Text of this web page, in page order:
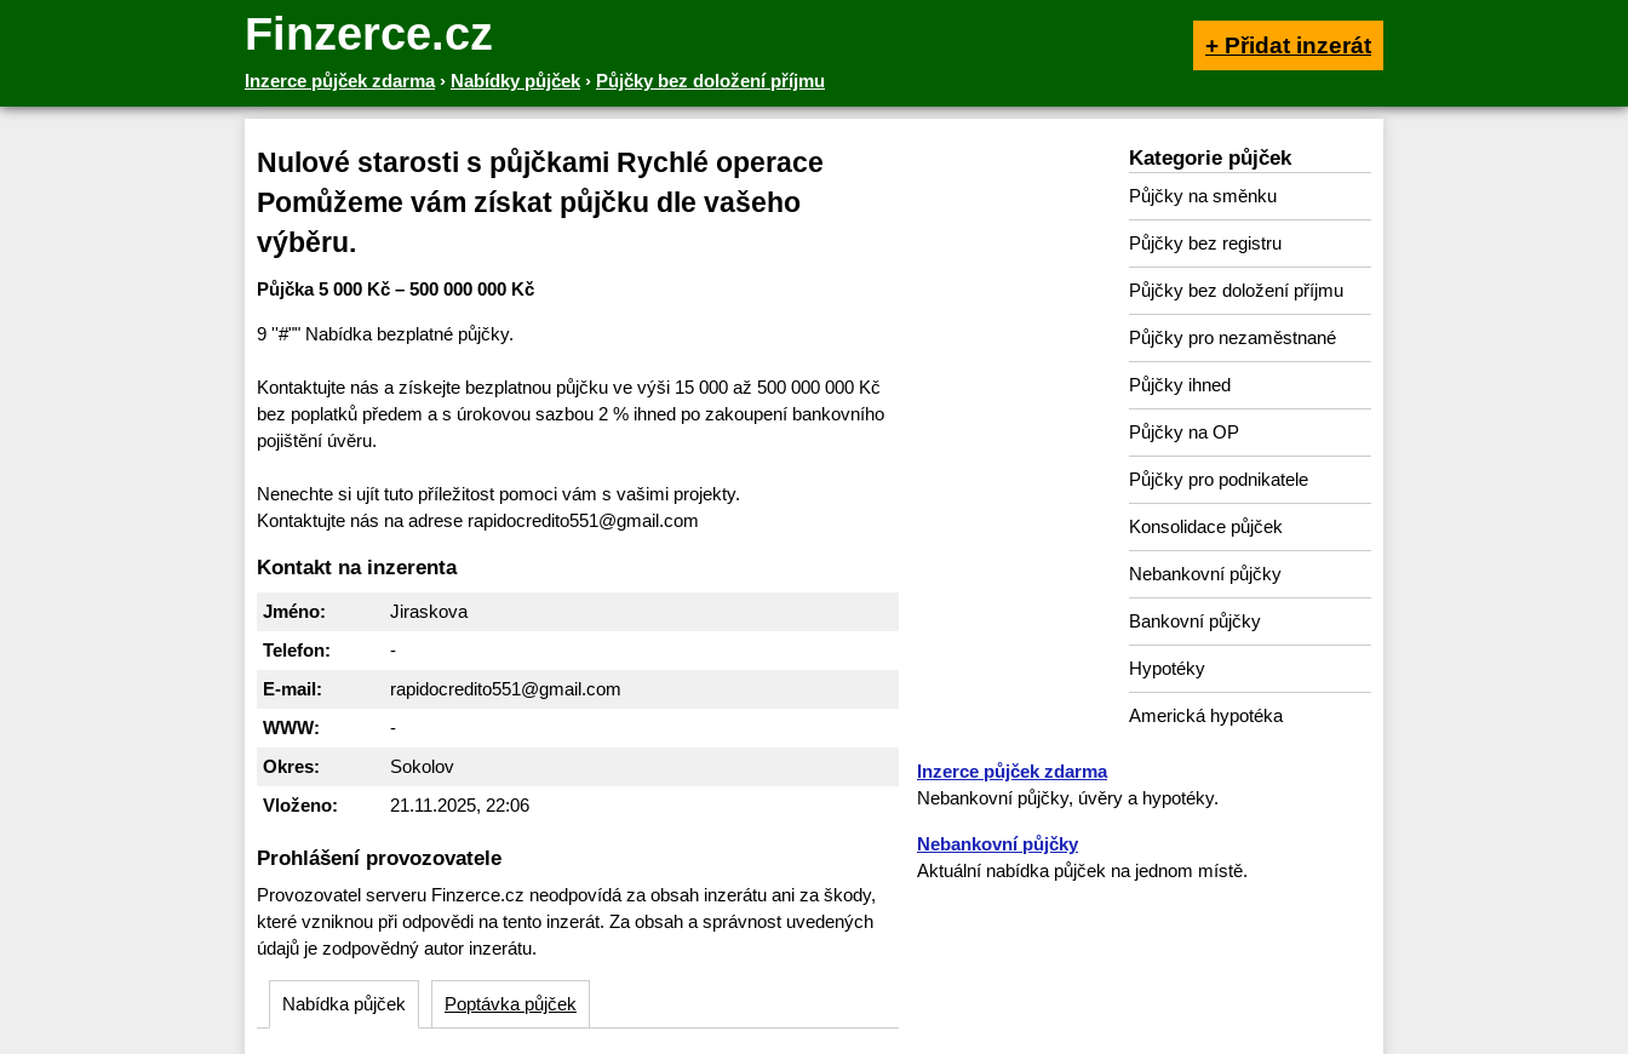
Finzerce.cz
Inzerce půjček zdarma› Nabídky půjček › Půjčky bez doložení příjmu
+ Přidat inzerát
Nulové starosti s půjčkami Rychlé operace
Pomůžeme vám získat půjčku dle vašeho
výběru.
Půjčka 5 000 Kč – 500 000 000 Kč
9 ''#"" Nabídka bezplatné půjčky.
Kontaktujte nás a získejte bezplatnou půjčku ve výši 15 000 až 500 000 000 Kč
bez poplatků předem a s úrokovou sazbou 2 % ihned po zakoupení bankovního
pojištění úvěru.
Nenechte si ujít tuto příležitost pomoci vám s vašimi projekty.
Kontaktujte nás na adrese rapidocredito551@gmail.com
Kontakt na inzerenta
Jméno:
Jiraskova
Telefon:
-
E-mail:
rapidocredito551@gmail.com
WWW:
-
Okres:
Sokolov
Vloženo:
21.11.2025, 22:06
Prohlášení provozovatele
Provozovatel serveru Finzerce.cz neodpovídá za obsah inzerátu ani za škody,
které vzniknou při odpovědi na tento inzerát. Za obsah a správnost uvedených
údajů je zodpovědný autor inzerátu.
Nabídka půjček Poptávka půjček
Kategorie půjček
Půjčky na směnku
Půjčky bez registru
Půjčky bez doložení příjmu
Půjčky pro nezaměstnané
Půjčky ihned
Půjčky na OP
Půjčky pro podnikatele
Konsolidace půjček
Nebankovní půjčky
Bankovní půjčky
Hypotéky
Americká hypotéka
Inzerce půjček zdarma
Nebankovní půjčky, úvěry a hypotéky.
Nebankovní půjčky
Aktuální nabídka půjček na jednom místě.